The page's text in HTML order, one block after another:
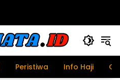
Peristiwa Info Haji